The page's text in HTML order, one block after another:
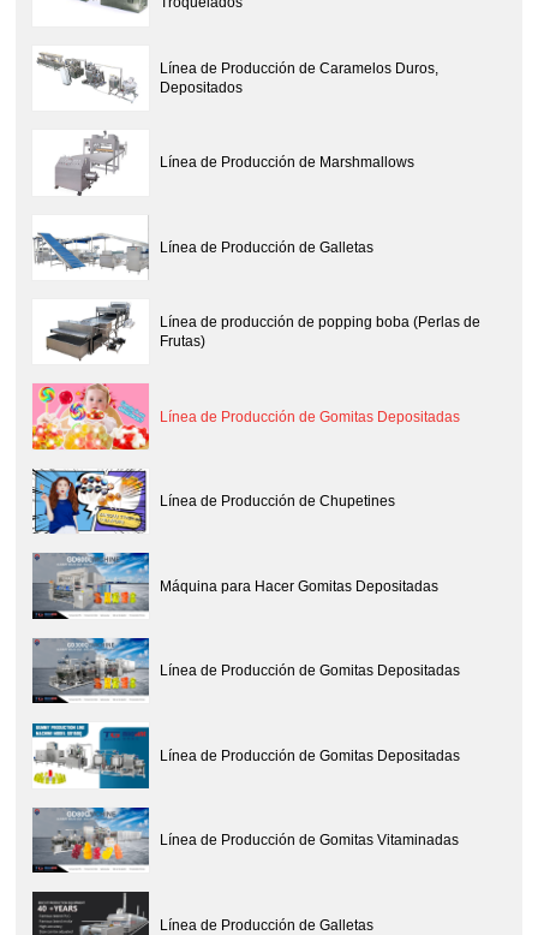
Línea de Producción de Caramelos Duros,
Depositados
Línea de Producción de Marshmallows
Línea de Producción de Galletas
Línea de producción de popping boba (Perlas de
Frutas)
Línea de Producción de Gomitas Depositadas
Línea de Producción de Chupetines
Máquina para Hacer Gomitas Depositadas
Línea de Producción de Gomitas Depositadas
Línea de Producción de Gomitas Depositadas
Línea de Producción de Gomitas Vitaminadas
Línea de Producción de Galletas